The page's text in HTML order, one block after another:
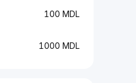
100 MDL
1000 MDL